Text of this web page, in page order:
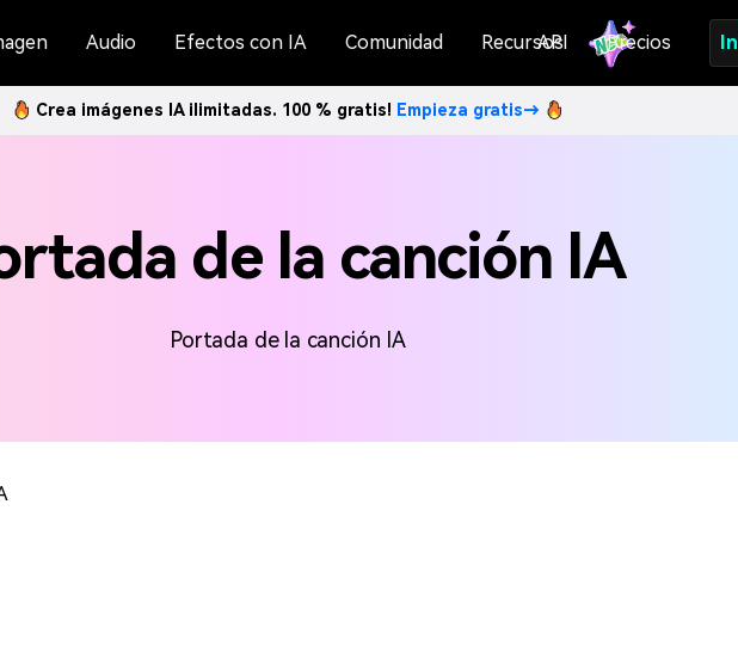
Audio Efectos con IA Comunidad Recursos
API Precios
Crea imágenes IA ilimitadas. 100 % gratis! Empieza gratis→
de la canción IA
Portada de la canción IA